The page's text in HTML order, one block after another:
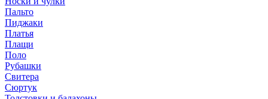
Пальто
Пиджаки
Платья
Плащи
Поло
Рубашки
Свитера
Сюртук